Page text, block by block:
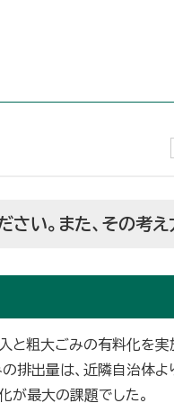
い。また、その考
粗大ごみの有料化を実
出量は、近隣自治体よ
が最大の課題でした。